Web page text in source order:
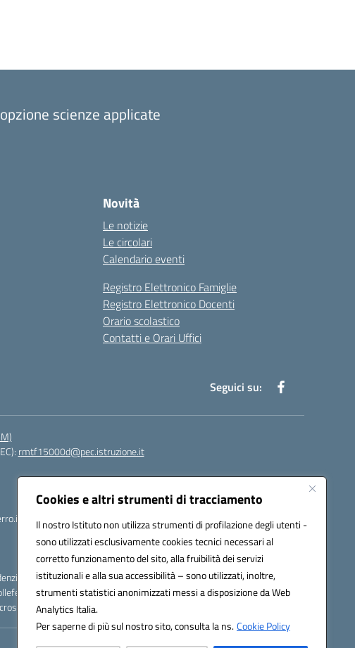
Cookies e altri strumenti di tracciamento
Il nostro Istituto non utilizza strumenti di profilazione degli utenti -
sono utilizzati esclusivamente cookies tecnici necessari al
corretto funzionamento del sito, alla fruibilità dei servizi
istituzionali e alla sua accessibilità – sono utilizzati, inoltre,
strumenti statistici anonimizzati messi a disposizione da Web
Analytics Italia.
Per saperne di più sul nostro sito, consulta la ns.Cookie Policy
scienze applicate
Novità
Le notizie
Le circolari
Calendario eventi
Registro Elettronico Famiglie
Registro Elettronico Docenti
Orario scolastico
Contatti e Orari Uffici
Seguici su:
rmtf15000d@pec.istruzione.it